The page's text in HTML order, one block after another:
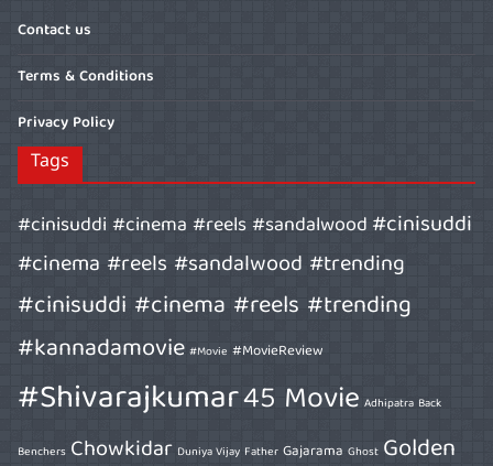
Contact us
Terms & Conditions
Privacy Policy
Tags
#cinisuddi #cinema #reels #sandalwood#cinisuddi
#cinema #reels #sandalwood #trending
#cinisuddi #cinema #reels #trending
#kannadamovie #Movie #MovieReview
#Shivarajkumar45 Movie Adhipatra Back
Benchers Chowkidar Duniya Vijay Father Gajarama Ghost Golden